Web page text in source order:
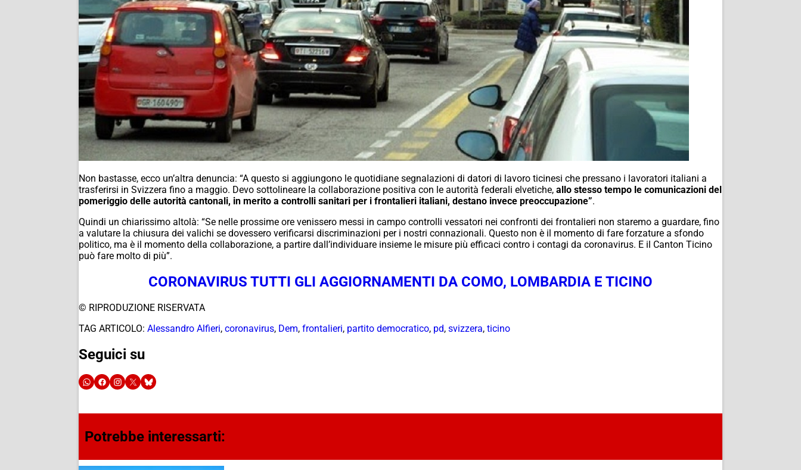
Non bastasse, ecco un’altra denuncia: “A questo si aggiungono le quotidiane segnalazioni di datori di lavoro ticinesi che pressano i lavoratori italiani a
trasferirsi in Svizzera fino a maggio. Devo sottolineare la collaborazione positiva con le autorità federali elvetiche, allo stesso tempo le comunicazioni del
pomeriggio delle autorità cantonali, in merito a controlli sanitari per i frontalieri italiani, destano invece preoccupazione”.
Quindi un chiarissimo altolà: “Se nelle prossime ore venissero messi in campo controlli vessatori nei confronti dei frontalieri non staremo a guardare, fino
a valutare la chiusura dei valichi se dovessero verificarsi discriminazioni per i nostri connazionali. Questo non è il momento di fare forzature a sfondo
politico, ma è il momento della collaborazione, a partire dall’individuare insieme le misure più efficaci contro i contagi da coronavirus. E il Canton Ticino
può fare molto di più”.
CORONAVIRUS TUTTI GLI AGGIORNAMENTI DA COMO, LOMBARDIA E TICINO
© RIPRODUZIONE RISERVATA
TAG ARTICOLO: Alessandro Alfieri, coronavirus, Dem, frontalieri, partito democratico, pd, svizzera, ticino
Seguici su
Potrebbe interessarti: